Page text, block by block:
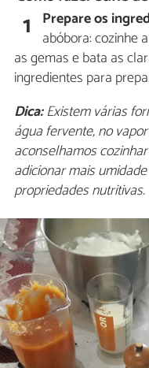
1 Prepare os
abóbora: cozinhe
as gemas e bata as
ingredientes para
Dica:Existem várias
água fervente, no
aconselhamos
adicionar mais
propriedades nutritivas.